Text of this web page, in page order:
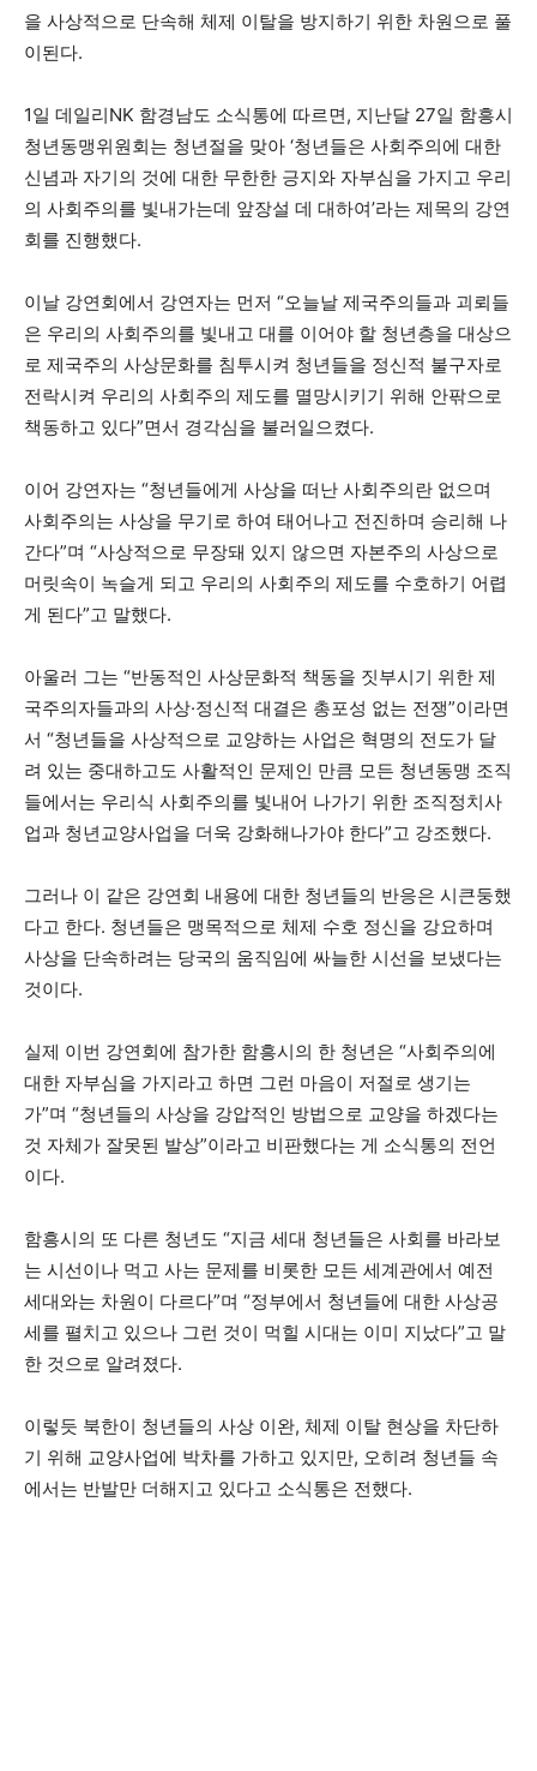
을 사상적으로 단속해 체제 이탈을 방지하기 위한 차원으로 풀
이된다.
1일 데일리NK 함경남도 소식통에 따르면, 지난달 27일 함흥시
청년동맹위원회는 청년절을 맞아 ‘청년들은 사회주의에 대한
신념과 자기의 것에 대한 무한한 긍지와 자부심을 가지고 우리
의 사회주의를 빛내가는데 앞장설 데 대하여’라는 제목의 강연
회를 진행했다.
이날 강연회에서 강연자는 먼저 “오늘날 제국주의들과 괴뢰들
은 우리의 사회주의를 빛내고 대를 이어야 할 청년층을 대상으
로 제국주의 사상문화를 침투시켜 청년들을 정신적 불구자로
전락시켜 우리의 사회주의 제도를 멸망시키기 위해 안팎으로
책동하고 있다”면서 경각심을 불러일으켰다.
이어 강연자는 “청년들에게 사상을 떠난 사회주의란 없으며
사회주의는 사상을 무기로 하여 태어나고 전진하며 승리해 나
간다”며 “사상적으로 무장돼 있지 않으면 자본주의 사상으로
머릿속이 녹슬게 되고 우리의 사회주의 제도를 수호하기 어렵
게 된다”고 말했다.
아울러 그는 “반동적인 사상문화적 책동을 짓부시기 위한 제
국주의자들과의 사상·정신적 대결은 총포성 없는 전쟁”이라면
서 “청년들을 사상적으로 교양하는 사업은 혁명의 전도가 달
려 있는 중대하고도 사활적인 문제인 만큼 모든 청년동맹 조직
들에서는 우리식 사회주의를 빛내어 나가기 위한 조직정치사
업과 청년교양사업을 더욱 강화해나가야 한다”고 강조했다.
그러나 이 같은 강연회 내용에 대한 청년들의 반응은 시큰둥했
다고 한다. 청년들은 맹목적으로 체제 수호 정신을 강요하며
사상을 단속하려는 당국의 움직임에 싸늘한 시선을 보냈다는
것이다.
실제 이번 강연회에 참가한 함흥시의 한 청년은 “사회주의에
대한 자부심을 가지라고 하면 그런 마음이 저절로 생기는
가”며 “청년들의 사상을 강압적인 방법으로 교양을 하겠다는
것 자체가 잘못된 발상”이라고 비판했다는 게 소식통의 전언
이다.
함흥시의 또 다른 청년도 “지금 세대 청년들은 사회를 바라보
는 시선이나 먹고 사는 문제를 비롯한 모든 세계관에서 예전
세대와는 차원이 다르다”며 “정부에서 청년들에 대한 사상공
세를 펼치고 있으나 그런 것이 먹힐 시대는 이미 지났다”고 말
한 것으로 알려졌다.
이렇듯 북한이 청년들의 사상 이완, 체제 이탈 현상을 차단하
기 위해 교양사업에 박차를 가하고 있지만, 오히려 청년들 속
에서는 반발만 더해지고 있다고 소식통은 전했다.